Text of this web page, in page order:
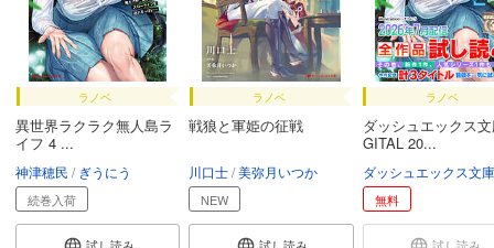
ラノベ
異世界ラクラク無人島ラ
イフ 4 ...
神津穂民 ぎうにう
続巻入荷
試し読み
ラノベ
戦狼と軍姫の征戦
川口士 美弥月いつか
NEW
試し読み
ラノベ
ダッシュエックス
GITAL 20...
無料
試し読み